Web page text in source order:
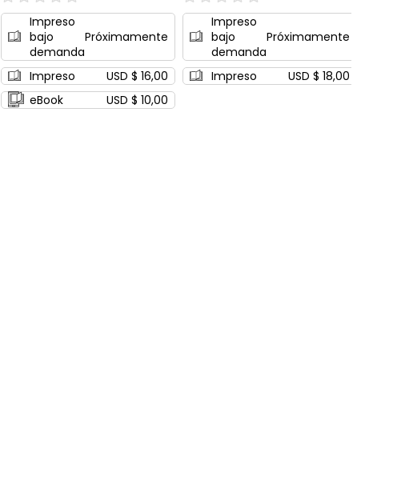
0%
Impreso
bajo
demanda
Próximamente
Impreso
USD $ 16,00
eBook
USD $ 10,00
0%
Impreso
bajo
demanda
Próximamente
Impreso USD $ 18,00